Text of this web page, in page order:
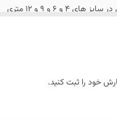
4 و 6 و 9 و 12 متری
خود را ثبت کنید.